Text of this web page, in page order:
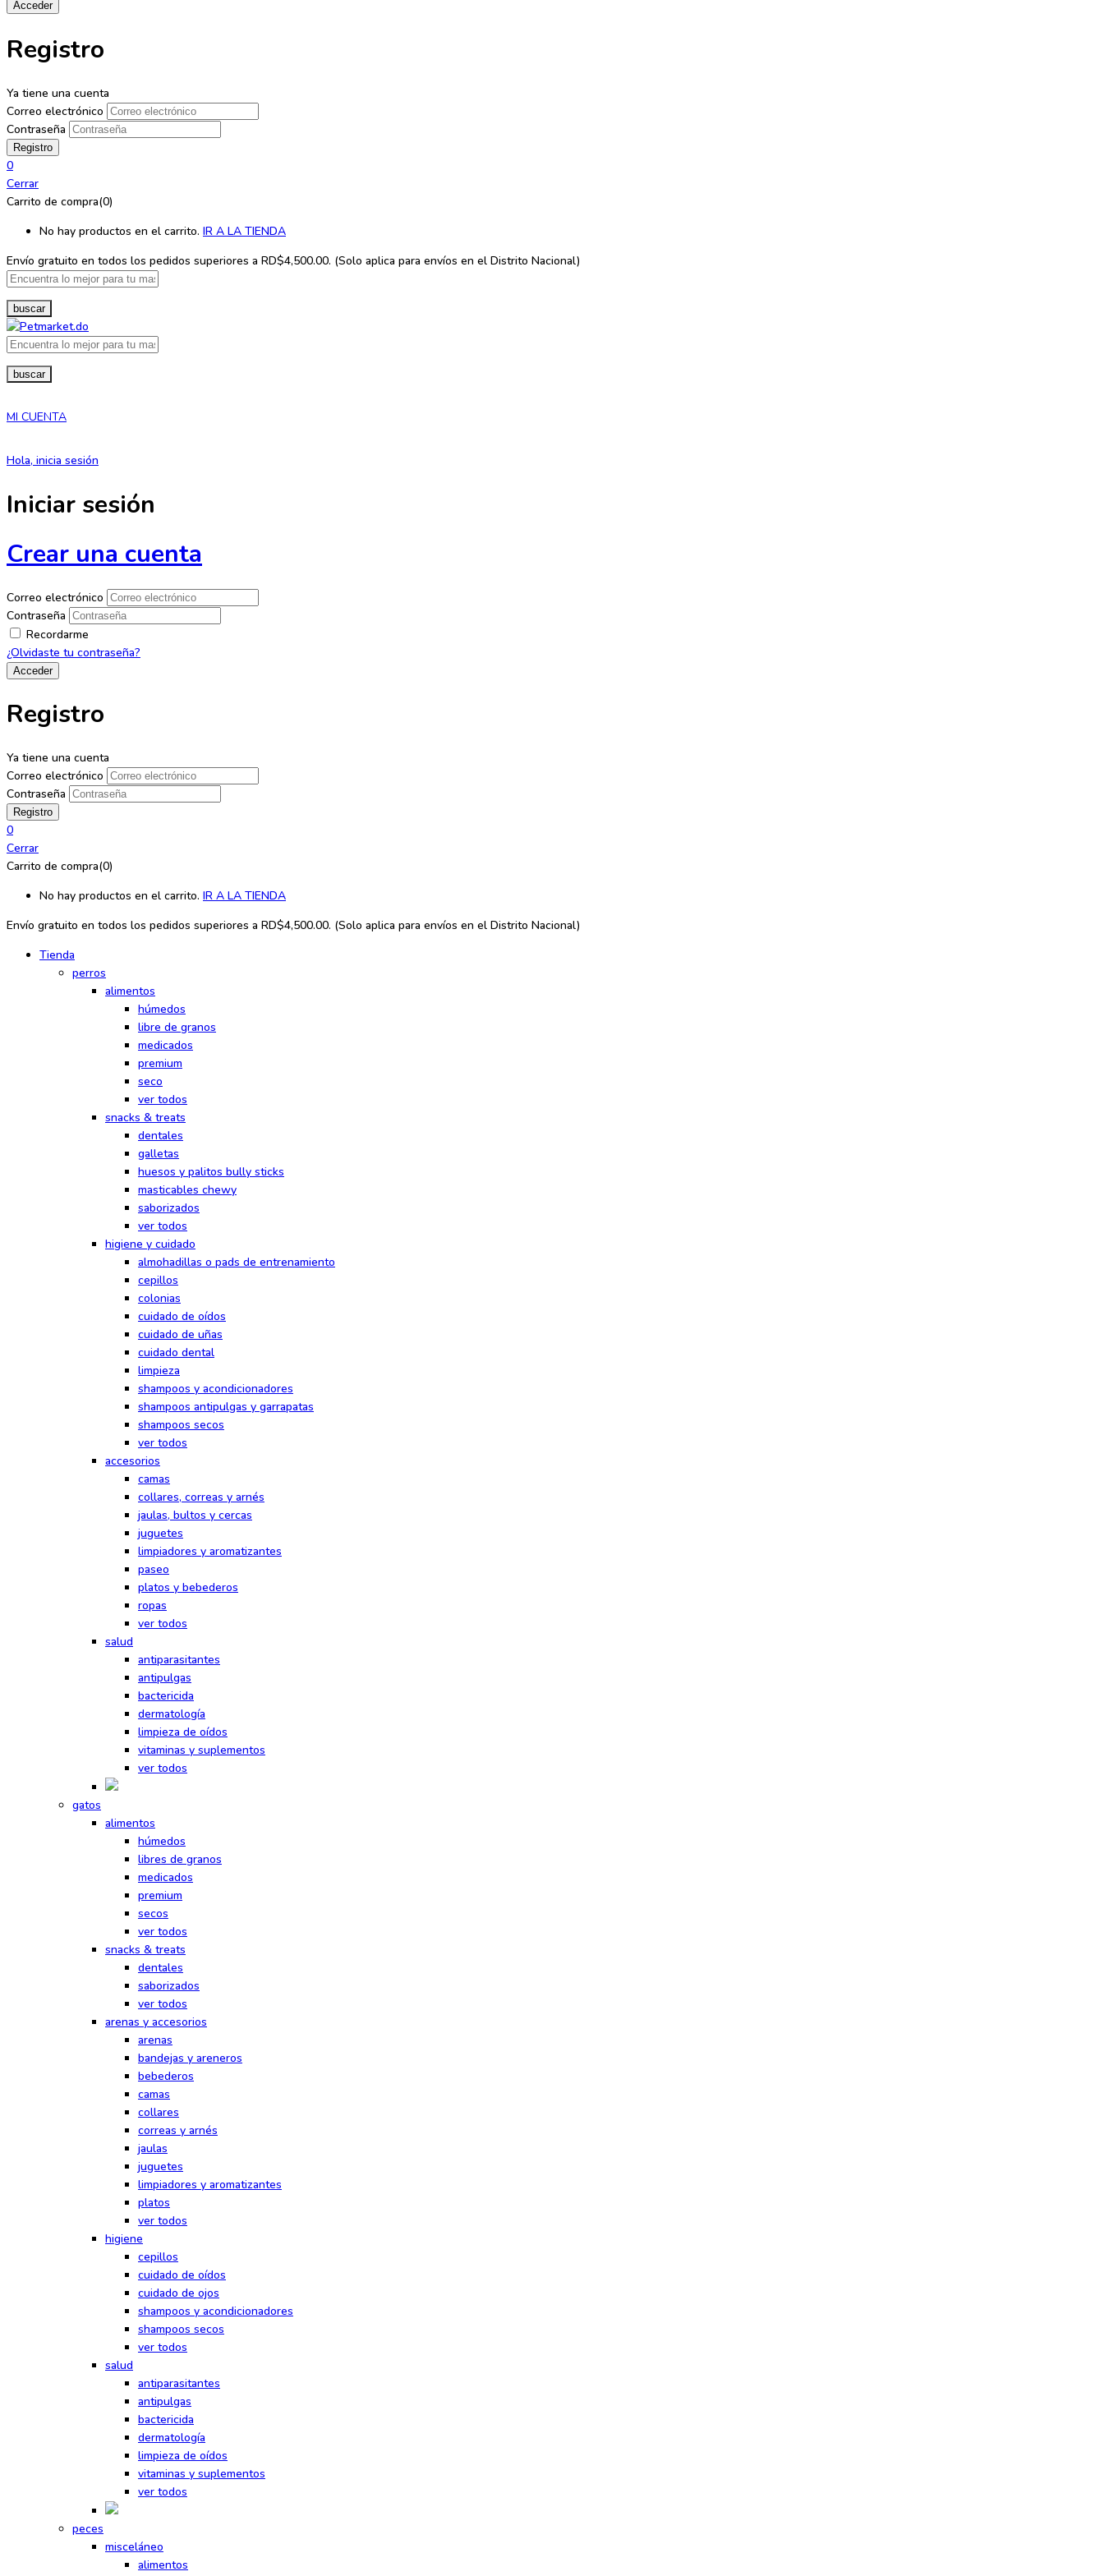
Registro
Ya tiene una cuenta
Correo electrónico
Contraseña
0
Cerrar
Carrito de compra(0)
No hay productos en el carrito. IR A LA TIENDA
Envío gratuito en todos los pedidos superiores a RD$4,500.00. (Solo aplica para envíos en el Distrito Nacional)
buscar
buscar
MI CUENTA
Hola, inicia sesión
Iniciar sesión
Crear una cuenta
Correo electrónico
Contraseña
Recordarme
¿Olvidaste tu contraseña?
Registro
Ya tiene una cuenta
Correo electrónico
Contraseña
0
Cerrar
Carrito de compra(0)
No hay productos en el carrito. IR A LA TIENDA
Envío gratuito en todos los pedidos superiores a RD$4,500.00. (Solo aplica para envíos en el Distrito Nacional)
Tienda
perros
alimentos
húmedos
libre de granos
medicados
premium
seco
ver todos
snacks & treats
dentales
galletas
huesos y palitos bully sticks
masticables chewy
saborizados
ver todos
higiene y cuidado
almohadillas o pads de entrenamiento
cepillos
colonias
cuidado de oídos
cuidado de uñas
cuidado dental
limpieza
shampoos y acondicionadores
shampoos antipulgas y garrapatas
shampoos secos
ver todos
accesorios
camas
collares, correas y arnés
jaulas, bultos y cercas
juguetes
limpiadores y aromatizantes
paseo
platos y bebederos
ropas
ver todos
salud
antiparasitantes
antipulgas
bactericida
dermatología
limpieza de oídos
vitaminas y suplementos
ver todos
gatos
alimentos
húmedos
libres de granos
medicados
premium
secos
ver todos
snacks & treats
dentales
saborizados
ver todos
arenas y accesorios
arenas
bandejas y areneros
bebederos
camas
collares
correas y arnés
jaulas
juguetes
limpiadores y aromatizantes
platos
ver todos
higiene
cepillos
cuidado de oídos
cuidado de ojos
shampoos y acondicionadores
shampoos secos
ver todos
salud
antiparasitantes
antipulgas
bactericida
dermatología
limpieza de oídos
vitaminas y suplementos
ver todos
peces
misceláneo
alimentos